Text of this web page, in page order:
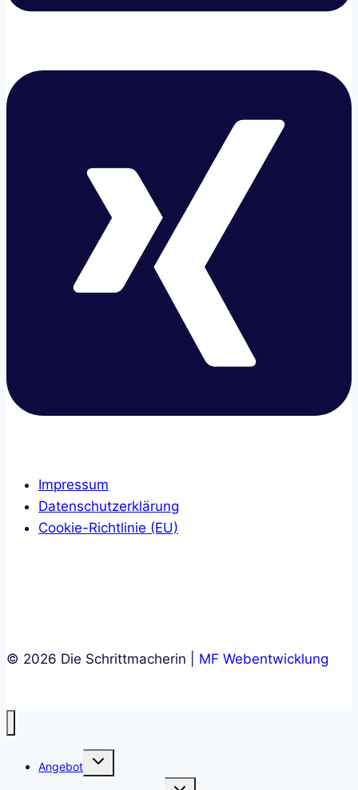
Impressum
Datenschutzerklärung
Cookie-Richtlinie (EU)
© 2026 Die Schrittmacherin | MF Webentwicklung
Angebot
Untermenü
umschalten
Untermenü